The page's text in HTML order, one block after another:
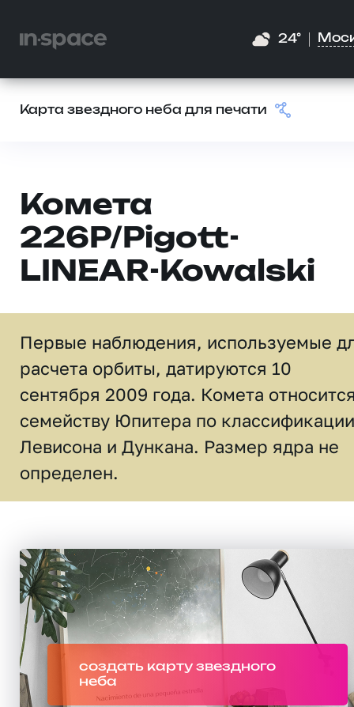
24°
Карта звездного неба для печати
Комета
226P/Pigott-
LINEAR-Kowalski
Первые наблюдения, используемые
расчета орбиты, датируются 10
сентября 2009 года. Комета
семейству Юпитера по классификации
Левисона и Дункана. Размер ядра не
определен.
создать карту звездного
неба